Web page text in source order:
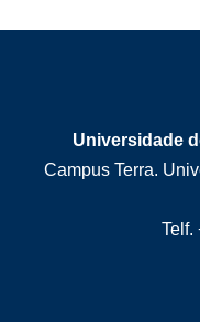
Universidade
Campus Terra.
Telf.